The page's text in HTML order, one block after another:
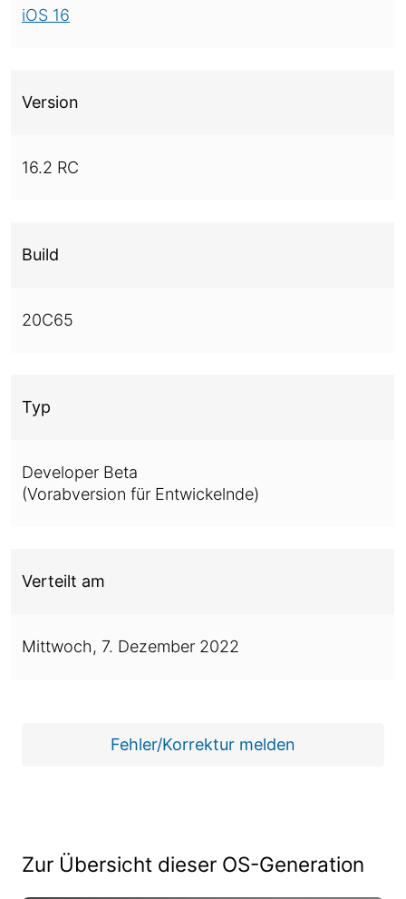
iOS 16
Version
16.2 RC
Build
20C65
Typ
Developer Beta
(Vorabversion für Entwickelnde)
Verteilt am
Mittwoch, 7. Dezember 2022
Fehler/Korrektur melden
Zur Übersicht dieser OS-Generation